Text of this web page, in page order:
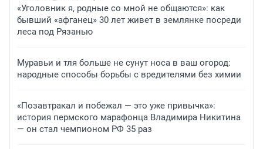
«Уголовник я, родные со мной не общаются»: как
бывший «афганец» 30 лет живет в землянке посреди
леса под Рязанью
Муравьи и тля больше не сунут носа в ваш огород:
народные способы борьбы с вредителями без химии
«Позавтракал и побежал — это уже привычка»:
история пермского марафонца Владимира Никитина
— он стал чемпионом РФ 35 раз